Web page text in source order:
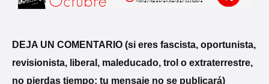
DEJA UN COMENTARIO (si eres fascista, oportunista,
revisionista, liberal, maleducado, trol o extraterrestre,
no pierdas tiempo; tu mensaje no se publicará)